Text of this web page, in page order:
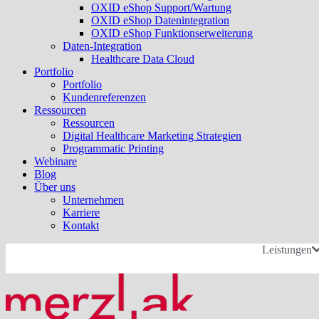
OXID eShop Support/Wartung
OXID eShop Datenintegration
OXID eShop Funktionserweiterung
Daten-Integration
Healthcare Data Cloud
Portfolio
Portfolio
Kundenreferenzen
Ressourcen
Ressourcen
Digital Healthcare Marketing Strategien
Programmatic Printing
Webinare
Blog
Über uns
Unternehmen
Karriere
Kontakt
Leistungen